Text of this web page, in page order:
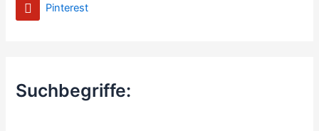
Pinterest
Suchbegriffe: